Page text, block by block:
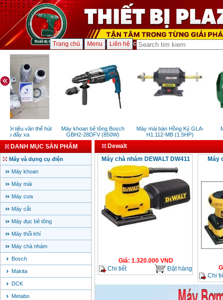
Trang chủ Menu Liên hệ
tiêu văn thể hút
sâu đẩy xa
Máy khoan bê tông Bosch
GBH2-28DFV (850W)
Máy mài bàn Hồng Ký GLA-
H1.112-MB (1.5HP)
DANH MỤC SẢN PHẨM
Máy và dụng cụ điện
Máy khoan
Máy mài
Máy cưa
Máy cắt
Máy đục bê tông
Máy thổi khí
Máy chà nhám
Bosch
Makita
DCK
Metabo
Dewalt
Máy chà nhám DEWALT DW411
Giá: 1.320.000VND
Chi tiết
Đặt hàng
Máy
Chi